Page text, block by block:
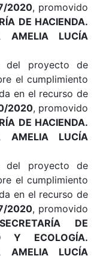
2020, promovido
DE HACIENDA.
AMELIA LUCÍA
del proyecto de
el cumplimiento
en el recurso de
2020, promovido
DE HACIENDA.
AMELIA LUCÍA
del proyecto de
el cumplimiento
en el recurso de
2020, promovido
SECRETARÍA DE
Y ECOLOGÍA.
AMELIA LUCÍA